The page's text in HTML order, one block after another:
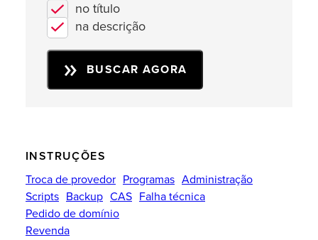
no título
na descrição
BUSCAR AGORA
INSTRUÇÕES
Troca de provedor Programas Administração
Scripts Backup CAS Falha técnica
Pedido de domínio
Revenda